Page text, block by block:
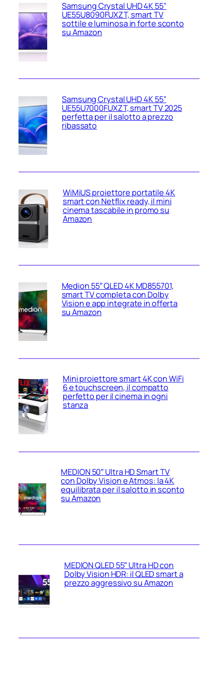
Samsung Crystal UHD 4K 55”
UE55U8090FUXZT, smart TV
sottile e luminosa in forte sconto
su Amazon
Samsung Crystal UHD 4K 55”
UE55U7000FUXZT, smart TV 2025
perfetta per il salotto a prezzo
ribassato
WiMiUS proiettore portatile 4K
smart con Netflix ready, il mini
cinema tascabile in promo su
Amazon
Medion 55″ QLED 4K MD855701,
smart TV completa con Dolby
Vision e app integrate in offerta
su Amazon
Mini proiettore smart 4K con WiFi
6 e touchscreen, il compatto
perfetto per il cinema in ogni
stanza
MEDION 50″ Ultra HD Smart TV
con Dolby Vision e Atmos: la 4K
equilibrata per il salotto in sconto
su Amazon
MEDION QLED 55″ Ultra HD con
Dolby Vision HDR: il QLED smart a
prezzo aggressivo su Amazon